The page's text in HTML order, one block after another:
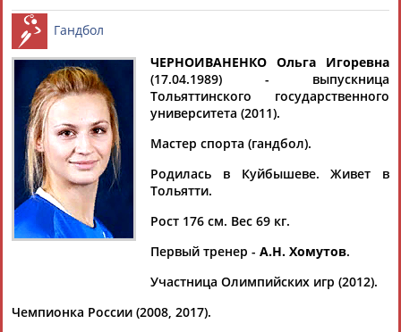
Аслаудин
АБАЕВ
Елена
АБАИМОВА
Мария
АБАКУМОВА
Юлия
АБАЛАКИНА
Дмитрий
АБАРЕНОВ
Тамилла
АБАСОВА
Рамазан
АБАЧАРАЕВ
АББАТЕ-
АББЯСОВА
АБДИКАРИМОВА
Гандбол
ЧЕРНОИВАНЕНКО Ольга Игоревна
(17.04.1989) - выпускница
Тольяттинского государственного
университета (2011).
Мастер спорта (гандбол).
Родилась в Куйбышеве. Живет в
Тольятти.
Рост 176 см. Вес 69 кг.
Первый тренер - А.Н. Хомутов.
Участница Олимпийских игр (2012).
Чемпионка России (2008, 2017).